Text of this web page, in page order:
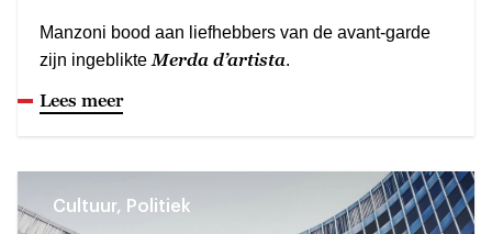
Manzoni bood aan liefhebbers van de avant-garde
zijn ingeblikte Merda d’artista.
Lees meer
Cultuur, Politiek